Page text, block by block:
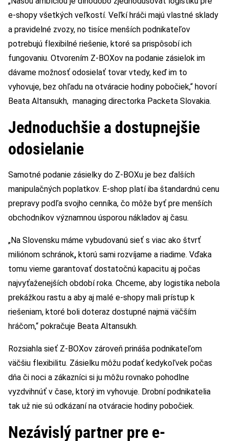
e-shopy všetkých veľkostí. Veľkí hráči majú vlastné sklady
a pravidelné zvozy, no tisíce menších podnikateľov
potrebujú flexibilné riešenie, ktoré sa prispôsobí ich
fungovaniu. Otvorením Z-BOXov na podanie zásielok im
dávame možnosť odosielať tovar vtedy, keď im to
vyhovuje, bez ohľadu na otváracie hodiny pobočiek,“ hovorí
Beata Altansukh, managing directorka Packeta Slovakia.
Jednoduchšie a dostupnejšie
odosielanie
Samotné podanie zásielky do Z-BOXu je bez ďalších
manipulačných poplatkov. E-shop platí iba štandardnú cenu
prepravy podľa svojho cenníka, čo môže byť pre menších
obchodníkov významnou úsporou nákladov aj času.
„Na Slovensku máme vybudovanú sieť s viac ako štvrť
miliónom schránok, ktorú sami rozvíjame a riadime. Vďaka
tomu vieme garantovať dostatočnú kapacitu aj počas
najvyťaženejších období roka. Chceme, aby logistika nebola
prekážkou rastu a aby aj malé e-shopy mali prístup k
riešeniam, ktoré boli doteraz dostupné najmä väčším
hráčom,“ pokračuje Beata Altansukh.
Rozsiahla sieť Z-BOXov zároveň prináša podnikateľom
väčšiu flexibilitu. Zásielku môžu podať kedykoľvek počas
dňa či noci a zákazníci si ju môžu rovnako pohodlne
vyzdvihnúť v čase, ktorý im vyhovuje. Drobní podnikatelia
tak už nie sú odkázaní na otváracie hodiny pobočiek.
Nezávislý partner pre e-